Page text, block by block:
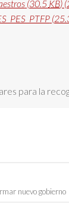
(30.5 KB)
para la
nuevo gobierno